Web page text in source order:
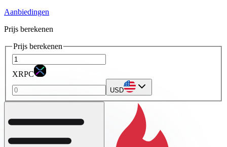
Aanbiedingen
Prijs berekenen
Prijs berekenen
XRPC
USD